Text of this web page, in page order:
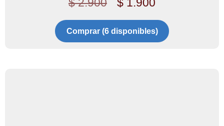
Comprar (6 disponibles)